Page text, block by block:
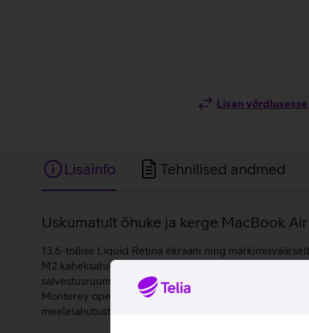
Lisan võrdlusesse
Lisainfo Tehnilised andmed
Lisainfo
Uskumatult õhuke ja kerge MacBook
13,6-tollise Liquid Retina ekraani ning
M2 kaheksatuumaline kiip võimaldab suuremad
salvestusruumi sinu piltidele, videotele ning
Monterey operatsioonisüsteemil. 13,6-tollise
meelelahutust igal pool.